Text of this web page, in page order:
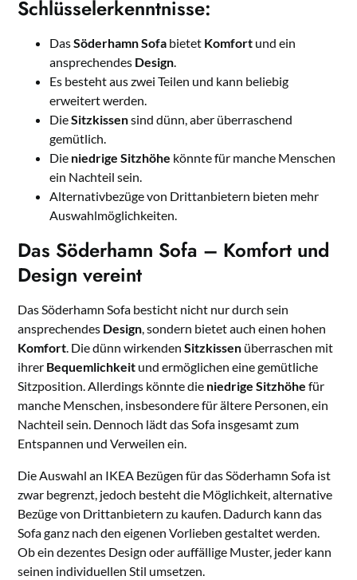
Schlüsselerkenntnisse:
DasSöderhamn Sofa bietet Komfort und ein
ansprechendes Design.
Es besteht aus zwei Teilen und kann beliebig
erweitert werden.
DieSitzkissensind dünn, aber überraschend
gemütlich.
Die niedrige Sitzhöhe könnte für manche Menschen
ein Nachteil sein.
Alternativbezüge von Drittanbietern bieten mehr
Auswahlmöglichkeiten.
Das Söderhamn Sofa – Komfort und
Design vereint
Das Söderhamn Sofa besticht nicht nur durch sein
ansprechendes Design, sondern bietet auch einen hohen
Komfort. Die dünn wirkendenSitzkissen überraschen mit
ihrer Bequemlichkeit und ermöglichen eine gemütliche
Sitzposition. Allerdings könnte die niedrige Sitzhöhe für
manche Menschen, insbesondere für ältere Personen, ein
Nachteil sein. Dennoch lädt das Sofa insgesamt zum
Entspannen und Verweilen ein.
Die Auswahl an IKEA Bezügen für das Söderhamn Sofa ist
zwar begrenzt, jedoch besteht die Möglichkeit, alternative
Bezüge von Drittanbietern zu kaufen. Dadurch kann das
Sofa ganz nach den eigenen Vorlieben gestaltet werden.
Ob ein dezentes Design oder auffällige Muster, jeder kann
seinen individuellen Stil umsetzen.